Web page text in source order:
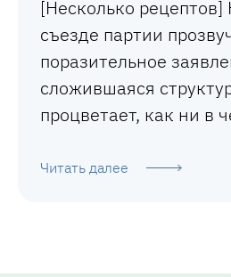
[Несколько
съезде партии
поразительное
сложившаяся
процветает, как ни в
Читать далее